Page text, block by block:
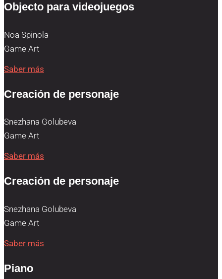
Objecto para videojuegos
Noa Spinola
Game Art
Saber más
Creación de personaje
Snezhana Golubeva
Game Art
Saber más
Creación de personaje
Snezhana Golubeva
Game Art
Saber más
Piano